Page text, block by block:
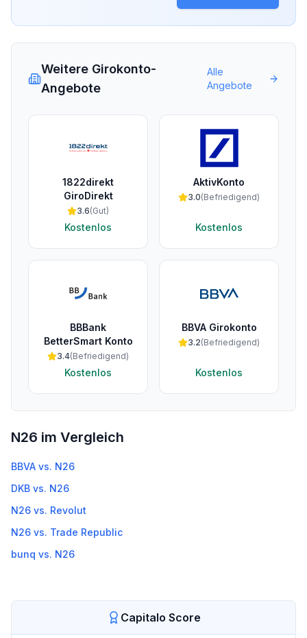
Weitere Girokonto-
Angebote
Alle
Angebote
1822direkt
GiroDirekt
3.6(Gut)
Kostenlos
AktivKonto
3.0(Befriedigend)
Kostenlos
BBBank
BetterSmart Konto
3.4(Befriedigend)
Kostenlos
BBVA Girokonto
3.2(Befriedigend)
Kostenlos
N26 im Vergleich
BBVA vs. N26
DKB vs. N26
N26 vs. Revolut
N26 vs. Trade Republic
bunq vs. N26
Capitalo Score